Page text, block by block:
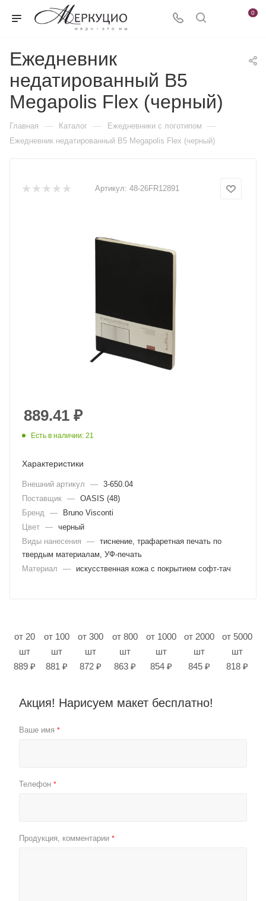
0
Ежедневник
недатированный B5
Megapolis Flex (черный)
Главная — Каталог — Ежедневники c логотипом —
Ежедневник недатированный B5 Megapolis Flex (черный)
Артикул: 48-26FR12891
889.41 ₽
Есть в наличии: 21
Характеристики
Внешний артикул — 3-650.04
Поставщик — OASIS (48)
Бренд
—
Bruno Visconti
Цвет — черный
Виды нанесения
— тиснение, трафаретная печать по
твердым материалам, УФ-печать
Материал
— искусственная кожа с покрытием софт-тач
от 20
шт
889 ₽
от 100
шт
881 ₽
от 300
шт
872 ₽
от 800
шт
863 ₽
от 1000
шт
854 ₽
от 2000
шт
845 ₽
от 5000
шт
818 ₽
Акция! Нарисуем макет бесплатно!
Ваше имя *
Телефон *
Продукция, комментарии *